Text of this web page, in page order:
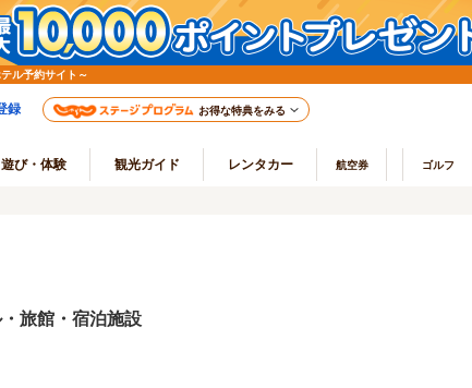
ル予約サイト～
録 お得な特典をみる
遊び・体験 観光ガイド レンタカー 航空券 ゴルフ
旅館・宿泊施設